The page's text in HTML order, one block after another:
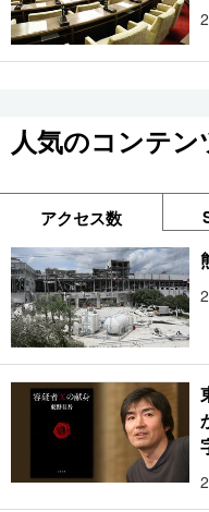
人気のコンテン
アクセス数